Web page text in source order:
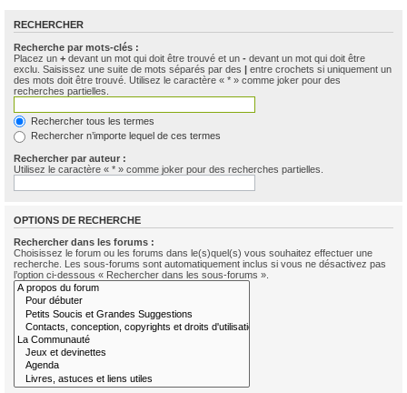
RECHERCHER
Recherche par mots-clés :
Placez un + devant un mot qui doit être trouvé et un - devant un mot qui doit être
exclu. Saisissez une suite de mots séparés par des | entre crochets si uniquement un
des mots doit être trouvé. Utilisez le caractère « * » comme joker pour des
recherches partielles.
Rechercher tous les termes
Rechercher n’importe lequel de ces termes
Rechercher par auteur :
Utilisez le caractère « * » comme joker pour des recherches partielles.
OPTIONS DE RECHERCHE
Rechercher dans les forums :
Choisissez le forum ou les forums dans le(s)quel(s) vous souhaitez effectuer une
recherche. Les sous-forums sont automatiquement inclus si vous ne désactivez pas
l’option ci-dessous « Rechercher dans les sous-forums ».